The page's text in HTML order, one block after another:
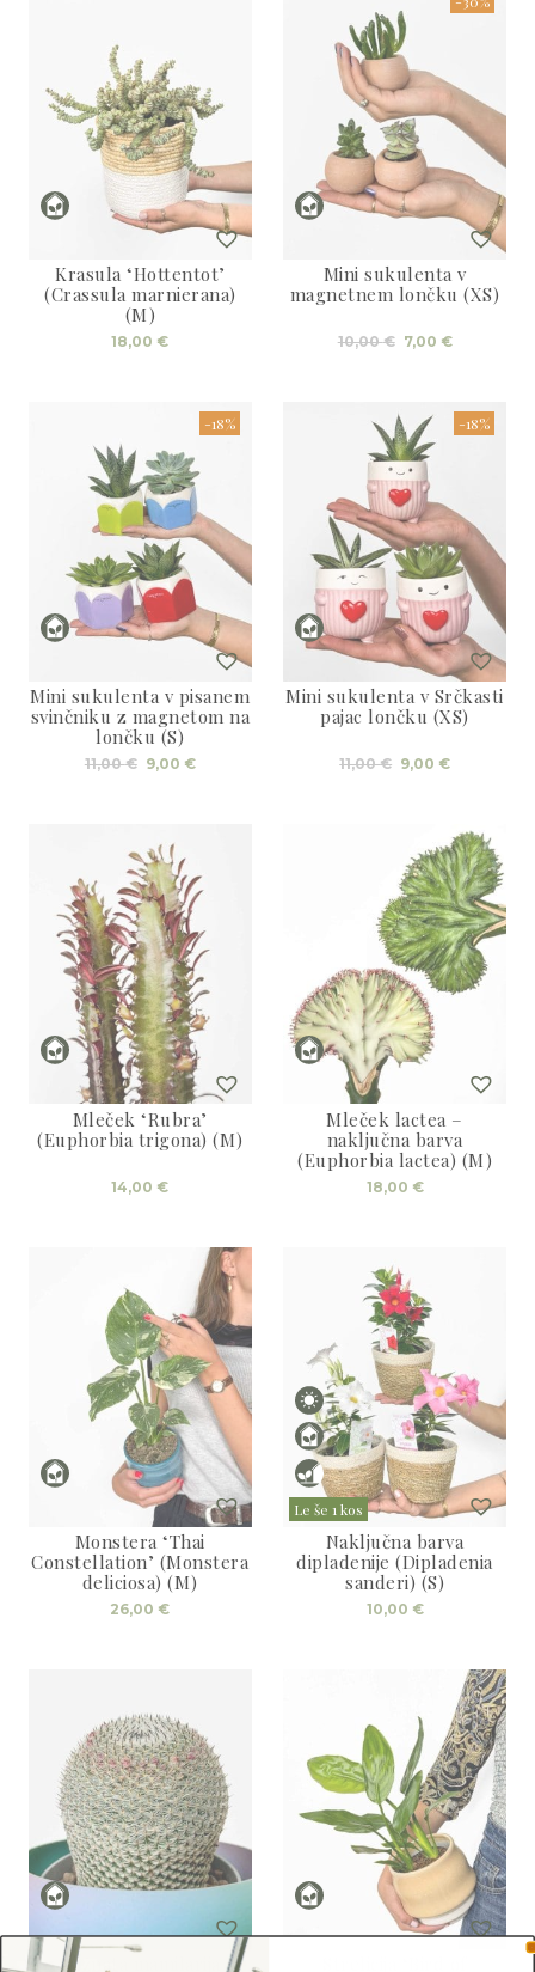
Krasula ‘Hottentot’
(Crassula marnierana)
(M)
18,00 €
Mini sukulenta v
magnetnem lončku (XS)
10,00€ Izvirna
cena
7,00 €Trenutna
-18%
Mini sukulenta v pisanem
svinčniku z magnetom na
lončku (S)
11,00€ Izvirna
cena
9,00 €Trenutna
-18%
Mini sukulenta v Srčkasti
pajac lončku (XS)
11,00€ Izvirna
cena
9,00 €Trenutna
Mleček ‘Rubra’
(Euphorbia trigona) (M)
14,00 €
Mleček lactea –
naključna barva
(Euphorbia lactea) (M)
18,00 €
Monstera ‘Thai
Constellation’ (Monstera
deliciosa) (M)
26,00 €
Le še 1 kos
Naključna barva
dipladenije (Dipladenia
sanderi) (S)
10,00 €
Rožnata mamilarija